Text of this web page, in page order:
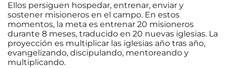
Ellos persiguen hospedar, entrenar, enviar y
sostener misioneros en el campo. En estos
momentos, la meta es entrenar 20 misioneros
durante 8 meses, traducido en 20 nuevas iglesias. La
proyección es multiplicar las iglesias año tras año,
evangelizando, discipulando, mentoreando y
multiplicando.